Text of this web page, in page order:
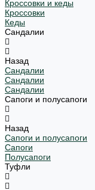
Кроссовки и кеды
Кроссовки
Кеды
Сандалии
Назад
Сандалии
Сандалии
Сандалии
Сапоги и полусапоги
Назад
Сапоги и полусапоги
Сапоги
Полусапоги
Туфли